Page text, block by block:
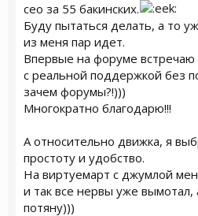
сео за 55 бакинских.
Буду пытаться делать, а то
из меня пар идет.
Впервые на форуме встречаю
с реальной поддержкой без
зачем форумы?!)))
Многократно благодарю!!!
А относительно движка, я
простоту и удобство.
На виртуемарт с джумлой
и так все нервы уже вымотал,
потяну)))